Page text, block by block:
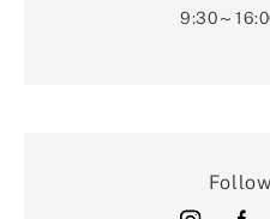
9:30～